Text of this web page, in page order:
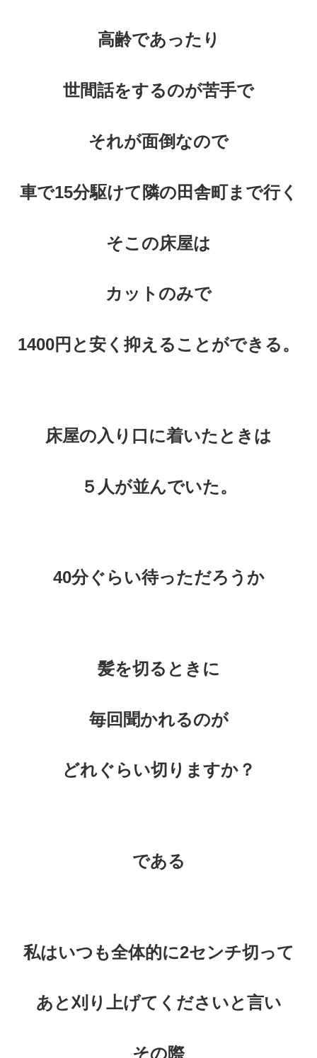
高齢であったり
世間話をするのが苦手で
それが面倒なので
車で15分駆けて隣の田舎町まで行く
そこの床屋は
カットのみで
1400円と安く抑えることができる。
床屋の入り口に着いたときは
５人が並んでいた。
40分ぐらい待っただろうか
髪を切るときに
毎回聞かれるのが
どれぐらい切りますか？
である
私はいつも全体的に2センチ切って
あと刈り上げてくださいと言い
その際